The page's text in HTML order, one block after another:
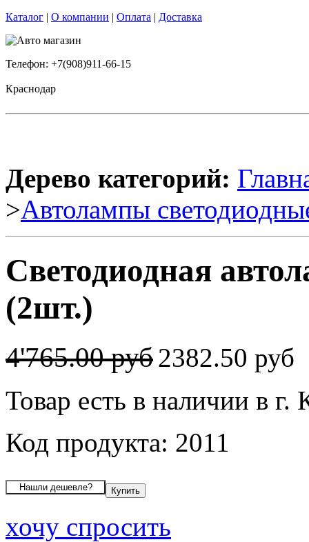
Каталог | О компании | Оплата | Доставка
Телефон: +7(908)911-66-15
Краснодар
Дерево категорий:
>Автолампы
Светодиодная
(2шт.)
4'765.00 руб2382.50 руб
Товар есть в наличии в г.
Код продукта: 2011
хочу спросить